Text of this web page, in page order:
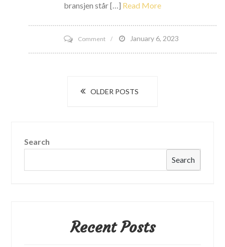
bransjen står […] Read More
Commenton
Global
er
January 6, 2023
OLDER POSTS
Search
Search
Recent Posts